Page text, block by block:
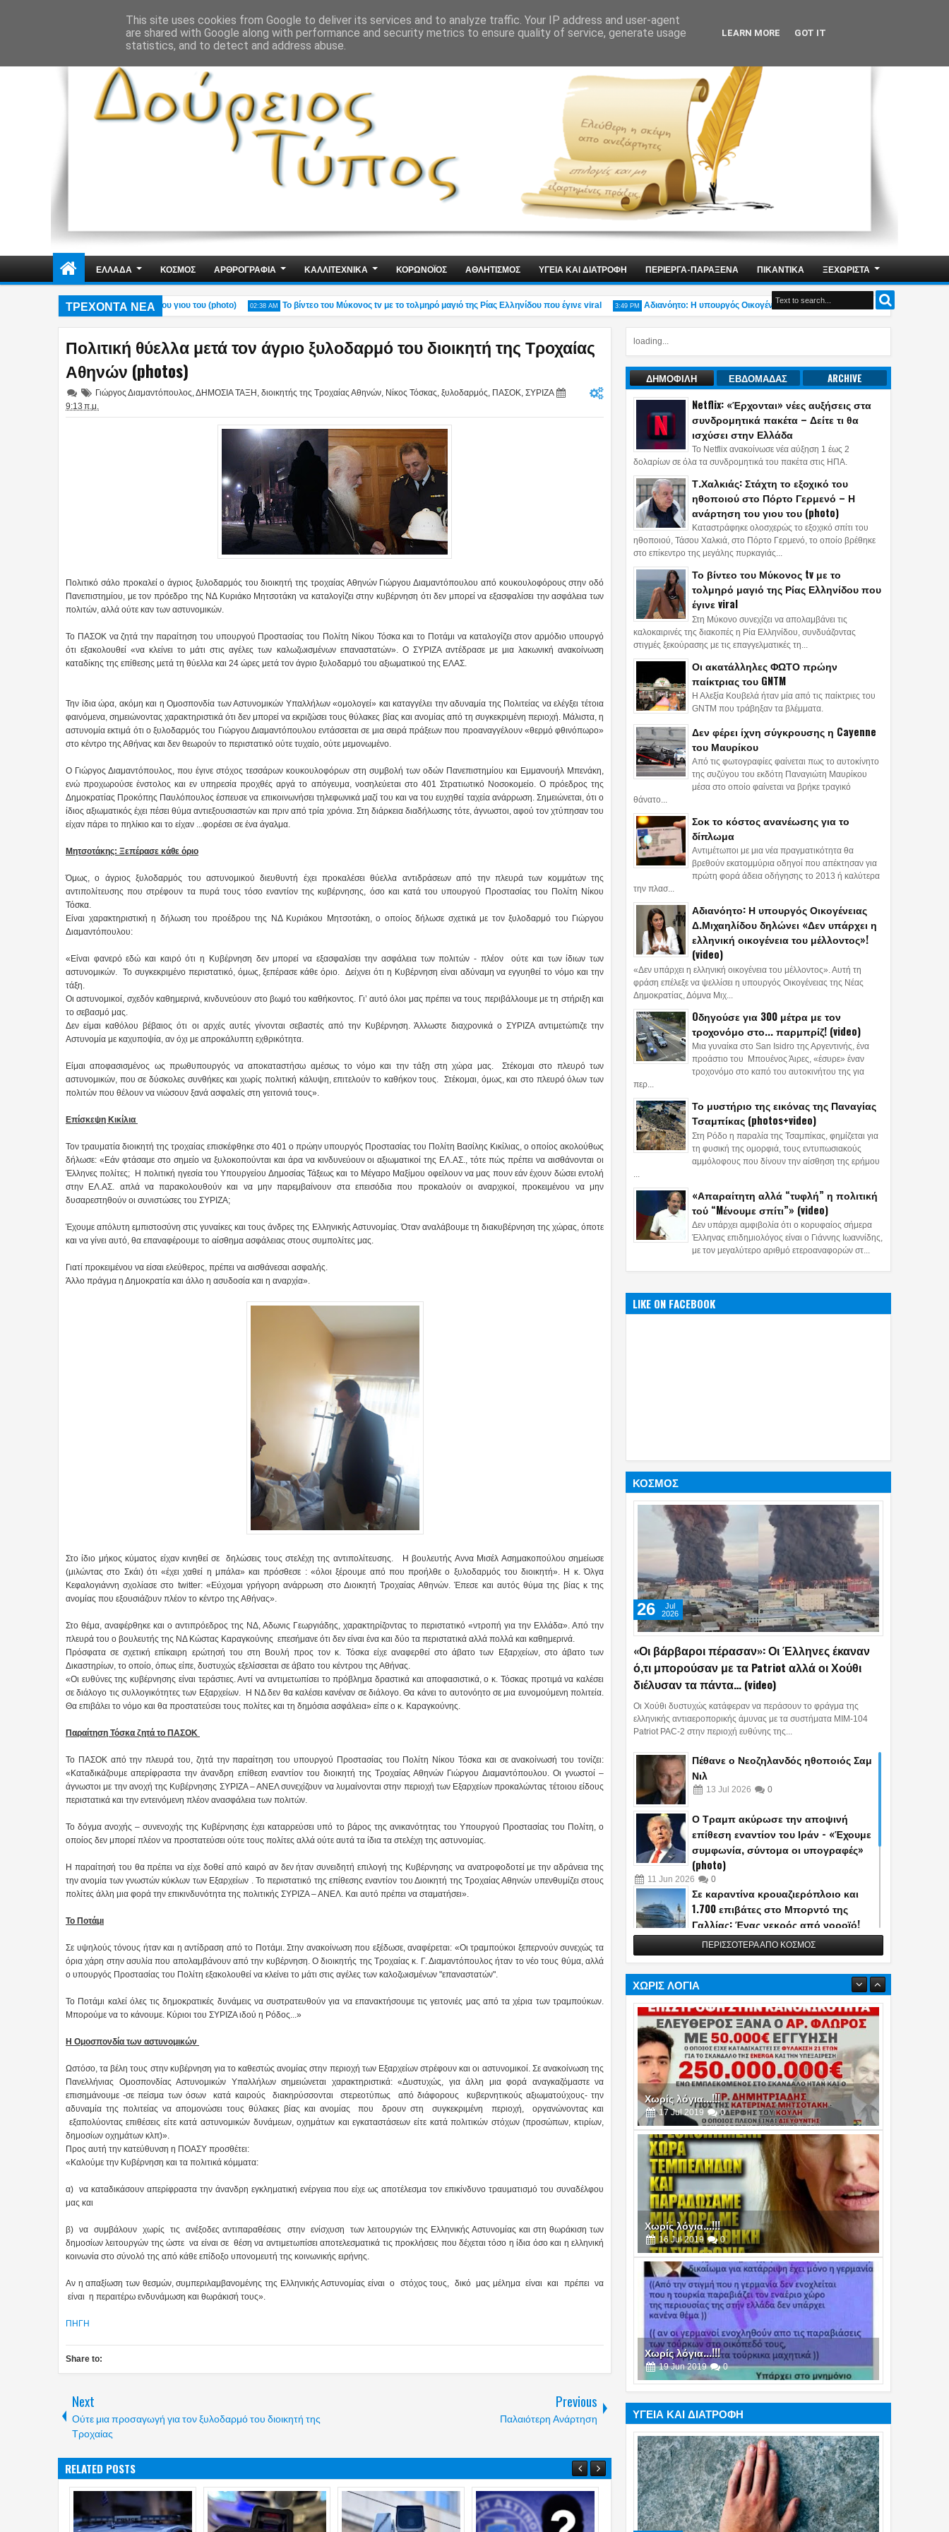
ΕΛΛΑΔΑ ΚΟΣΜΟΣ ΑΡΘΡΟΓΡΑΦΙΑ ΚΑΛΛΙΤΕΧΝΙΚΑ ΚΟΡΩΝΟΪΟΣ ΑΘΛΗΤΙΣΜΟΣ ΥΓΕΙΑ ΚΑΙ ΔΙΑΤΡΟΦΗ ΠΕΡΙΕΡΓΑ-ΠΑΡΑΞΕΝΑ ΠΙΚΑΝΤΙΚΑ ΞΕΧΩΡΙΣΤΑ
ΤΡΕΧΟΝΤΑ ΝΕΑ
στο Πόρτο Γερμενό – Η ανάρτηση του γιου του (photo) 02:38 AM Το βίντεο του Μύκονος tv με το τολμηρό μαγιό της Ρίας Ελληνίδου που έγινε viral 3:49 PM Αδιανόητο: Η υπουργός Οικογένειας Δ.Μιχαηλίδου δηλώνει «Δεν υπάρχει η
Πολιτική θύελλα μετά τον άγριο ξυλοδαρμό του διοικητή της Τροχαίας
Αθηνών (photos)
Γιώργος Διαμαντόπουλος ΔΗΜΟΣΙΑ ΤΑΞΗ διοικητής της Τροχαίας Αθηνών Νίκος Τόσκας ξυλοδαρμός ΠΑΣΟΚ ΣΥΡΙΖΑ
9:13 π.μ.
Πολιτικό σάλο προκαλεί ο άγριος ξυλοδαρμός του διοικητή της τροχαίας Αθηνών Γιώργου Διαμαντόπουλου από κουκουλοφόρους στην οδό
Πανεπιστημίου, με τον πρόεδρο της ΝΔ Κυριάκο Μητσοτάκη να καταλογίζει στην κυβέρνηση ότι δεν μπορεί να εξασφαλίσει την ασφάλεια των
πολιτών, αλλά ούτε καν των αστυνομικών.
Το ΠΑΣΟΚ να ζητά την παραίτηση του υπουργού Προστασίας του Πολίτη Νίκου Τόσκα και το Ποτάμι να καταλογίζει στον αρμόδιο υπουργό
ότι εξακολουθεί «να κλείνει το μάτι στις αγέλες των καλωζωισμένων επαναστατών». Ο ΣΥΡΙΖΑ αντέδρασε με μια λακωνική ανακοίνωση
καταδίκης της επίθεσης μετά τη θύελλα και 24 ώρες μετά τον άγριο ξυλοδαρμό του αξιωματικού της ΕΛΑΣ.
Την ίδια ώρα, ακόμη και η Ομοσπονδία των Αστυνομικών Υπαλλήλων «ομολογεί» και καταγγέλει την αδυναμία της Πολιτείας να ελέγξει τέτοια
φαινόμενα, σημειώνοντας χαρακτηριστικά ότι δεν μπορεί να εκριζώσει τους θύλακες βίας και ανομίας από τη συγκεκριμένη περιοχή. Μάλιστα, η
αστυνομία εκτιμά ότι ο ξυλοδαρμός του Γιώργου Διαμαντόπουλου εντάσσεται σε μια σειρά πράξεων που προαναγγέλουν «θερμό φθινόπωρο»
στο κέντρο της Αθήνας και δεν θεωρούν το περιστατικό ούτε τυχαίο, ούτε μεμονωμένο.
Ο Γιώργος Διαμαντόπουλος, που έγινε στόχος τεσσάρων κουκουλοφόρων στη συμβολή των οδών Πανεπιστημίου και Εμμανουήλ Μπενάκη,
ενώ προχωρούσε ένστολος και εν υπηρεσία προχθές αργά το απόγευμα, νοσηλεύεται στο 401 Στρατιωτικό Νοσοκομείο. Ο πρόεδρος της
Δημοκρατίας Προκόπης Παυλόπουλος έσπευσε να επικοινωνήσει τηλεφωνικά μαζί του και να του ευχηθεί ταχεία ανάρρωση. Σημειώνεται, ότι ο
ίδιος αξιωματικός έχει πέσει θύμα αντιεξουσιαστών και πριν από τρία χρόνια. Στη διάρκεια διαδήλωσης τότε, άγνωστοι, αφού τον χτύπησαν του
είχαν πάρει το πηλίκιο και το είχαν ...φορέσει σε ένα άγαλμα.
Μητσοτάκης: Ξεπέρασε κάθε όριο
Όμως, ο άγριος ξυλοδαρμός του αστυνομικού διευθυντή έχει προκαλέσει θύελλα αντιδράσεων από την πλευρά των κομμάτων της
αντιπολίτευσης που στρέφουν τα πυρά τους τόσο εναντίον της κυβέρνησης, όσο και κατά του υπουργού Προστασίας του Πολίτη Νίκου
Τόσκα.
Είναι χαρακτηριστική η δήλωση του προέδρου της ΝΔ Κυριάκου Μητσοτάκη, ο οποίος δήλωσε σχετικά με τον ξυλοδαρμό του Γιώργου
Διαμαντόπουλου:
«Είναι φανερό εδώ και καιρό ότι η Κυβέρνηση δεν μπορεί να εξασφαλίσει την ασφάλεια των πολιτών - πλέον ούτε και των ίδιων των
αστυνομικών. Το συγκεκριμένο περιστατικό, όμως, ξεπέρασε κάθε όριο. Δείχνει ότι η Κυβέρνηση είναι αδύναμη να εγγυηθεί το νόμο και την
τάξη.
Οι αστυνομικοί, σχεδόν καθημερινά, κινδυνεύουν στο βωμό του καθήκοντος. Γι’ αυτό όλοι μας πρέπει να τους περιβάλλουμε με τη στήριξη και
το σεβασμό μας.
Δεν είμαι καθόλου βέβαιος ότι οι αρχές αυτές γίνονται σεβαστές από την Κυβέρνηση. Άλλωστε διαχρονικά ο ΣΥΡΙΖΑ αντιμετώπιζε την
Αστυνομία με καχυποψία, αν όχι με απροκάλυπτη εχθρικότητα.
Είμαι αποφασισμένος ως πρωθυπουργός να αποκαταστήσω αμέσως το νόμο και την τάξη στη χώρα μας. Στέκομαι στο πλευρό των
αστυνομικών, που σε δύσκολες συνθήκες και χωρίς πολιτική κάλυψη, επιτελούν το καθήκον τους. Στέκομαι, όμως, και στο πλευρό όλων των
πολιτών που θέλουν να νιώσουν ξανά ασφαλείς στη γειτονιά τους».
Επίσκεψη Κικίλια
Τον τραυματία διοικητή της τροχαίας επισκέφθηκε στο 401 ο πρώην υπουργός Προστασίας του Πολίτη Βασίλης Κικίλιας, ο οποίος ακολούθως
δήλωσε: «Εάν φτάσαμε στο σημείο να ξυλοκοπούνται και άρα να κινδυνεύουν οι αξιωματικοί της ΕΛ.ΑΣ., τότε πώς πρέπει να αισθάνονται οι
Έλληνες πολίτες; Η πολιτική ηγεσία του Υπουργείου Δημοσίας Τάξεως και το Μέγαρο Μαξίμου οφείλουν να μας πουν εάν έχουν δώσει εντολή
στην ΕΛ.ΑΣ. απλά να παρακολουθούν και να μην παρεμβαίνουν στα επεισόδια που προκαλούν οι αναρχικοί, προκειμένου να μην
δυσαρεστηθούν οι συνιστώσες του ΣΥΡΙΖΑ;
Έχουμε απόλυτη εμπιστοσύνη στις γυναίκες και τους άνδρες της Ελληνικής Αστυνομίας. Όταν αναλάβουμε τη διακυβέρνηση της χώρας, όποτε
και να γίνει αυτό, θα επαναφέρουμε το αίσθημα ασφάλειας στους συμπολίτες μας.
Γιατί προκειμένου να είσαι ελεύθερος, πρέπει να αισθάνεσαι ασφαλής.
Άλλο πράγμα η Δημοκρατία και άλλο η ασυδοσία και η αναρχία».
Στο ίδιο μήκος κύματος είχαν κινηθεί σε δηλώσεις τους στελέχη της αντιπολίτευσης. Η βουλευτής Αννα Μισέλ Ασημακοπούλου σημείωσε
(μιλώντας στο Σκάι) ότι «έχει χαθεί η μπάλα» και πρόσθεσε : «όλοι ξέρουμε από που προήλθε ο ξυλοδαρμός του διοικητή». Η κ. Όλγα
Κεφαλογιάννη σχολίασε στο twitter: «Εύχομαι γρήγορη ανάρρωση στο Διοικητή Τροχαίας Αθηνών. Έπεσε και αυτός θύμα της βίας κ της
ανομίας που εξουσιάζουν πλέον το κέντρο της Αθήνας».
Στο θέμα, αναφέρθηκε και ο αντιπρόεδρος της ΝΔ, Αδωνις Γεωργιάδης, χαρακτηρίζοντας το περιστατικό «ντροπή για την Ελλάδα». Από την
πλευρά του ο βουλευτής της ΝΔ Κώστας Καραγκούνης επεσήμανε ότι δεν είναι ένα και δύο τα περιστατικά αλλά πολλά και καθημερινά.
Πρόσφατα σε σχετική επίκαιρη ερώτησή του στη Βουλή προς τον κ. Τόσκα είχε αναφερθεί στο άβατο των Εξαρχείων, στο άβατο των
Δικαστηρίων, το οποίο, όπως είπε, δυστυχώς εξελίσσεται σε άβατο του κέντρου της Αθήνας.
«Οι ευθύνες της κυβέρνησης είναι τεράστιες. Αντί να αντιμετωπίσει το πρόβλημα δραστικά και αποφασιστικά, ο κ. Τόσκας προτιμά να καλέσει
σε διάλογο τις συλλογικότητες των Εξαρχείων. Η ΝΔ δεν θα καλέσει κανέναν σε διάλογο. Θα κάνει το αυτονόητο σε μια ευνομούμενη πολιτεία.
Θα επιβάλει το νόμο και θα προστατεύσει τους πολίτες και τη δημόσια ασφάλεια» είπε ο κ. Καραγκούνης.
Παραίτηση Τόσκα ζητά το ΠΑΣΟΚ
Το ΠΑΣΟΚ από την πλευρά του, ζητά την παραίτηση του υπουργού Προστασίας του Πολίτη Νίκου Τόσκα και σε ανακοίνωσή του τονίζει:
«Καταδικάζουμε απερίφραστα την άνανδρη επίθεση εναντίον του διοικητή της Τροχαίας Αθηνών Γιώργου Διαμαντόπουλου. Οι γνωστοί –
άγνωστοι με την ανοχή της Κυβέρνησης ΣΥΡΙΖΑ – ΑΝΕΛ συνεχίζουν να λυμαίνονται στην περιοχή των Εξαρχείων προκαλώντας τέτοιου είδους
περιστατικά και την εντεινόμενη πλέον ανασφάλεια των πολιτών.
Το δόγμα ανοχής – συνενοχής της Κυβέρνησης έχει καταρρεύσει υπό το βάρος της ανικανότητας του Υπουργού Προστασίας του Πολίτη, ο
οποίος δεν μπορεί πλέον να προστατεύσει ούτε τους πολίτες αλλά ούτε αυτά τα ίδια τα στελέχη της αστυνομίας.
Η παραίτησή του θα πρέπει να είχε δοθεί από καιρό αν δεν ήταν συνειδητή επιλογή της Κυβέρνησης να ανατροφοδοτεί με την αδράνεια της
την ανομία των γνωστών κύκλων των Εξαρχείων . Το περιστατικό της επίθεσης εναντίον του Διοικητή της Τροχαίας Αθηνών υπενθυμίζει στους
πολίτες άλλη μια φορά την επικινδυνότητα της πολιτικής ΣΥΡΙΖΑ – ΑΝΕΛ. Και αυτό πρέπει να σταματήσει».
Το Ποτάμι
Σε υψηλούς τόνους ήταν και η αντίδραση από το Ποτάμι. Στην ανακοίνωση που εξέδωσε, αναφέρεται: «Οι τραμπούκοι ξεπερνούν συνεχώς τα
όρια χάρη στην ασυλία που απολαμβάνουν από την κυβέρνηση. Ο διοικητής της Τροχαίας κ. Γ. Διαμαντόπουλος ήταν το νέο τους θύμα, αλλά
ο υπουργός Προστασίας του Πολίτη εξακολουθεί να κλείνει το μάτι στις αγέλες των καλοζωισμένων "επαναστατών".
Το Ποτάμι καλεί όλες τις δημοκρατικές δυνάμεις να συστρατευθούν για να επανακτήσουμε τις γειτονιές μας από τα χέρια των τραμπούκων.
Μπορούμε να το κάνουμε. Κύριοι του ΣΥΡΙΖΑ ιδού η Ρόδος...»
Η Ομοσπονδία των αστυνομικών
Ωστόσο, τα βέλη τους στην κυβέρνηση για το καθεστώς ανομίας στην περιοχή των Εξαρχείων στρέφουν και οι αστυνομικοί. Σε ανακοίνωση της
Πανελλήνιας Ομοσπονδίας Αστυνομικών Υπαλλήλων σημειώνεται χαρακτηριστικά: «Δυστυχώς, για άλλη μια φορά αναγκαζόμαστε να
επισημάνουμε -σε πείσμα των όσων κατά καιρούς διακηρύσσονται στερεοτύπως από διάφορους κυβερνητικούς αξιωματούχους- την
αδυναμία της πολιτείας να απομονώσει τους θύλακες βίας και ανομίας που δρουν στη συγκεκριμένη περιοχή, οργανώνοντας και
εξαπολύοντας επιθέσεις είτε κατά αστυνομικών δυνάμεων, οχημάτων και εγκαταστάσεων είτε κατά πολιτικών στόχων (προσώπων, κτιρίων,
δημοσίων οχημάτων κλπ)».
Προς αυτή την κατεύθυνση η ΠΟΑΣΥ προσθέτει:
«Καλούμε την Κυβέρνηση και τα πολιτικά κόμματα:
α) να καταδικάσουν απερίφραστα την άνανδρη εγκληματική ενέργεια που είχε ως αποτέλεσμα τον επικίνδυνο τραυματισμό του συναδέλφου
μας και
β) να συμβάλουν χωρίς τις ανέξοδες αντιπαραθέσεις στην ενίσχυση των λειτουργιών της Ελληνικής Αστυνομίας και στη θωράκιση των
δημοσίων λειτουργών της ώστε να είναι σε θέση να αντιμετωπίσει αποτελεσματικά τις προκλήσεις που δέχεται τόσο η ίδια όσο και η ελληνική
κοινωνία στο σύνολό της από κάθε επίδοξο υπονομευτή της κοινωνικής ειρήνης.
Αν η απαξίωση των θεσμών, συμπεριλαμβανομένης της Ελληνικής Αστυνομίας είναι ο στόχος τους, δικό μας μέλημα είναι και πρέπει να
είναι η περαιτέρω ενδυνάμωση και θωράκισή τους».
ΠΗΓΗ
Share to:
Next
Ούτε μια προσαγωγή για τον ξυλοδαρμό του διοικητή της
Τροχαίας
Previous
Παλαιότερη Ανάρτηση
RELATED POSTS
loading...
ΔΗΜΟΦΙΛΗ ΕΒΔΟΜΑΔΑΣ ARCHIVE
Netflix: «Έρχονται» νέες αυξήσεις στα
συνδρομητικά πακέτα – Δείτε τι θα
ισχύσει στην Ελλάδα
Το Netflix ανακοίνωσε νέα αύξηση 1 έως 2
δολαρίων σε όλα τα συνδρομητικά του πακέτα στις ΗΠΑ.
Τ.Χαλκιάς: Στάχτη το εξοχικό του
ηθοποιού στο Πόρτο Γερμενό – Η
ανάρτηση του γιου του (photo)
Καταστράφηκε ολοσχερώς το εξοχικό σπίτι του
ηθοποιού, Τάσου Χαλκιά, στο Πόρτο Γερμενό, το οποίο βρέθηκε
στο επίκεντρο της μεγάλης πυρκαγιάς...
Το βίντεο του Μύκονος tv με το
τολμηρό μαγιό της Ρίας Ελληνίδου που
έγινε viral
Στη Μύκονο συνεχίζει να απολαμβάνει τις
καλοκαιρινές της διακοπές η Ρία Ελληνίδου, συνδυάζοντας
στιγμές ξεκούρασης με τις επαγγελματικές τη...
Οι ακατάλληλες ΦΩΤΟ πρώην
παίκτριας του GNTM
Η Αλεξία Κουβελά ήταν μία από τις παίκτριες του
GNTM που τράβηξαν τα βλέμματα.
Δεν φέρει ίχνη σύγκρουσης η Cayenne
του Μαυρίκου
Από τις φωτογραφίες φαίνεται πως το αυτοκίνητο
της συζύγου του εκδότη Παναγιώτη Μαυρίκου
μέσα στο οποίο φαίνεται να βρήκε τραγικό
θάνατο...
Σοκ το κόστος ανανέωσης για το
δίπλωμα
Αντιμέτωποι με μια νέα πραγματικότητα θα
βρεθούν εκατομμύρια οδηγοί που απέκτησαν για
πρώτη φορά άδεια οδήγησης το 2013 ή καλύτερα
την πλασ...
Αδιανόητο: Η υπουργός Οικογένειας
Δ.Μιχαηλίδου δηλώνει «Δεν υπάρχει η
ελληνική οικογένεια του μέλλοντος»!
(video)
«Δεν υπάρχει η ελληνική οικογένεια του μέλλοντος». Αυτή τη
φράση επέλεξε να ψελλίσει η υπουργός Οικογένειας της Νέας
Δημοκρατίας, Δόμνα Μιχ...
Oδηγούσε για 300 μέτρα με τον
τροχονόμο στο... παρμπρίζ! (video)
Μια γυναίκα στο San Isidro της Αργεντινής, ένα
προάστιο του Μπουένος Άιρες, «έσυρε» έναν
τροχονόμο στο καπό του αυτοκινήτου της για
περ...
Το μυστήριο της εικόνας της Παναγίας
Τσαμπίκας (photos+video)
Στη Ρόδο η παραλία της Τσαμπίκας, φημίζεται για
τη φυσική της ομορφιά, τους εντυπωσιακούς
αμμόλοφους που δίνουν την αίσθηση της ερήμου
«Απαραίτητη αλλά “τυφλή” η πολιτική
τού “Mένουμε σπίτι”» (video)
Δεν υπάρχει αμφιβολία ότι ο κορυφαίος σήμερα
Έλληνας επιδημιολόγος είναι ο Γιάννης Ιωαννίδης,
με τον μεγαλύτερο αριθμό ετεροαναφορών στ...
LIKE ON FACEBOOK
ΚΟΣΜΟΣ
«Οι βάρβαροι πέρασαν»: Οι Έλληνες έκαναν
ό,τι μπορούσαν με τα Patriot αλλά οι Χούθι
διέλυσαν τα πάντα… (video)
26
Jul
2026
Οι Χούθι δυστυχώς κατάφεραν να περάσουν το φράγμα της
ελληνικής αντιαεροπορικής άμυνας με τα συστήματα MIM-104
Patriot PAC-2 στην περιοχή ευθύνης της...
Πέθανε ο Νεοζηλανδός ηθοποιός Σαμ
Νιλ
13 Jul 2026 0
Ο Τραμπ ακύρωσε την αποψινή
επίθεση εναντίον του Ιράν - «Έχουμε
συμφωνία, σύντομα οι υπογραφές»
(photo)
11 Jun 2026 0
Σε καραντίνα κρουαζιερόπλοιο και
1.700 επιβάτες στο Μπορντό της
Γαλλίας: Ένας νεκρός από νοροϊό!
13 May 2026 0
Η Τουρκία αποκάλυψε την κατασκευή
Yildirimhan ακτίνας δράσης 6.000 χλμ.!
(video)
06 May 2026 0
Πυρά στο δείπνο ανταποκριτών του
Λευκού Οίκου - Απομακρύνθηκε ο
Τραμπ
26Apr 2026 0
ΠΕΡΙΣΣΟΤΕΡΑ ΑΠΟ ΚΟΣΜΟΣ
ΧΩΡΙΣ ΛΟΓΙΑ
Χωρίς λόγια...!!!
16 Jul 2019 0
Χωρίς λόγια...!!!
19 Jun 2019 0
Χωρίς λόγια...!!!
25Apr 2019 0
Χωρίς λόγια...!!!
21 Mar 2019 0
ΥΓΕΙΑ ΚΑΙ ΔΙΑΤΡΟΦΗ
This site uses cookies from Google to deliver its services and to analyze traffic. Your IP address and user-agent
are shared with Google along with performance and security metrics to ensure quality of service, generate usage
statistics, and to detect and address abuse.
LEARN MORE GOT IT